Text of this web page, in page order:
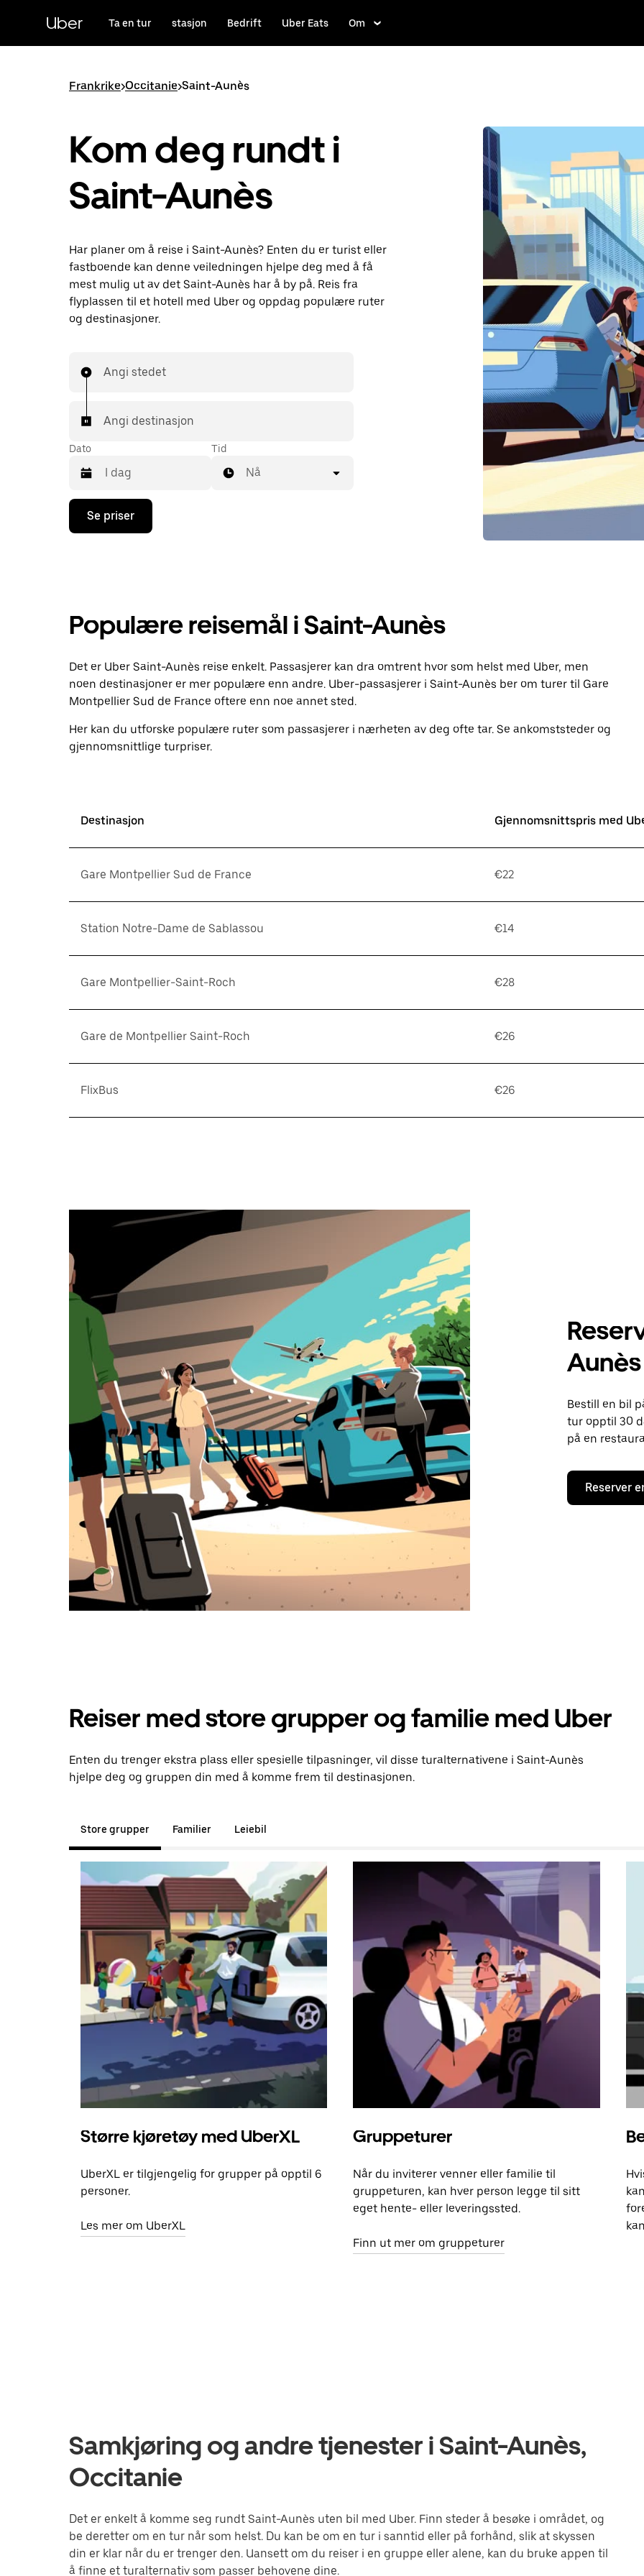
hovedinnholdet
Uber Ta en tur stasjon Bedrift Uber Eats Om
Frankrike>Occitanie>Saint-Aunès
Kom deg rundt i
Saint-Aunès
Har planer om å reise i Saint-Aunès? Enten du er turist eller
fastboende kan denne veiledningen hjelpe deg med å få
mest mulig ut av det Saint-Aunès har å by på. Reis fra
flyplassen til et hotell med Uber og oppdag populære ruter
og destinasjoner.
Angi stedet
Angi destinasjon
Dato
Trykk
piltast
velge
en
Trykk
Esc-
knappen
å
lukke
kalenderen.
Tid
Nå
Se priser
Populære reisemål i Saint-Aunès
Det er Uber Saint-Aunès reise enkelt. Passasjerer kan dra omtrent hvor som helst med Uber, men
noen destinasjoner er mer populære enn andre. Uber-passasjerer i Saint-Aunès ber om turer til Gare
Montpellier Sud de France oftere enn noe annet sted.
Her kan du utforske populære ruter som passasjerer i nærheten av deg ofte tar. Se ankomststeder og
gjennomsnittlige turpriser.
Destinasjon Gjennomsnittspris med
Gare Montpellier Sud de France €22
Station Notre-Dame de Sablassou €14
Gare Montpellier-Saint-Roch €28
Gare de Montpellier Saint-Roch €26
FlixBus €26
Bestill en bil
tur opptil 30
på en
Reserver
Reiser med store grupper og familie med Uber
Enten du trenger ekstra plass eller spesielle tilpasninger, vil disse turalternativene i Saint-Aunès
hjelpe deg og gruppen din med å komme frem til destinasjonen.
Store grupper Familier Leiebil
Større kjøretøy med UberXL
UberXL er tilgjengelig for grupper på opptil 6
personer.
Les mer om UberXL
Gruppeturer
Når du inviterer venner eller familie til
gruppeturen, kan hver person legge til sitt
eget hente- eller leveringssted.
Finn ut mer om gruppeturer
Samkjøring og andre tjenester i Saint-Aunès,
Occitanie
Det er enkelt å komme seg rundt Saint-Aunès uten bil med Uber. Finn steder å besøke i området, og
be deretter om en tur når som helst. Du kan be om en tur i sanntid eller på forhånd, slik at skyssen
din er klar når du er trenger den. Uansett om du reiser i en gruppe eller alene, kan du bruke appen til
å finne et turalternativ som passer behovene dine.